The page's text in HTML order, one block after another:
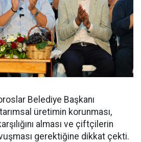
Belediye Başkanı
üretimin korunması,
alması ve çiftçilerin
gerektiğine dikkat çekti.